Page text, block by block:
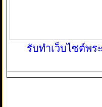
รับทำเว็บไซต์พร